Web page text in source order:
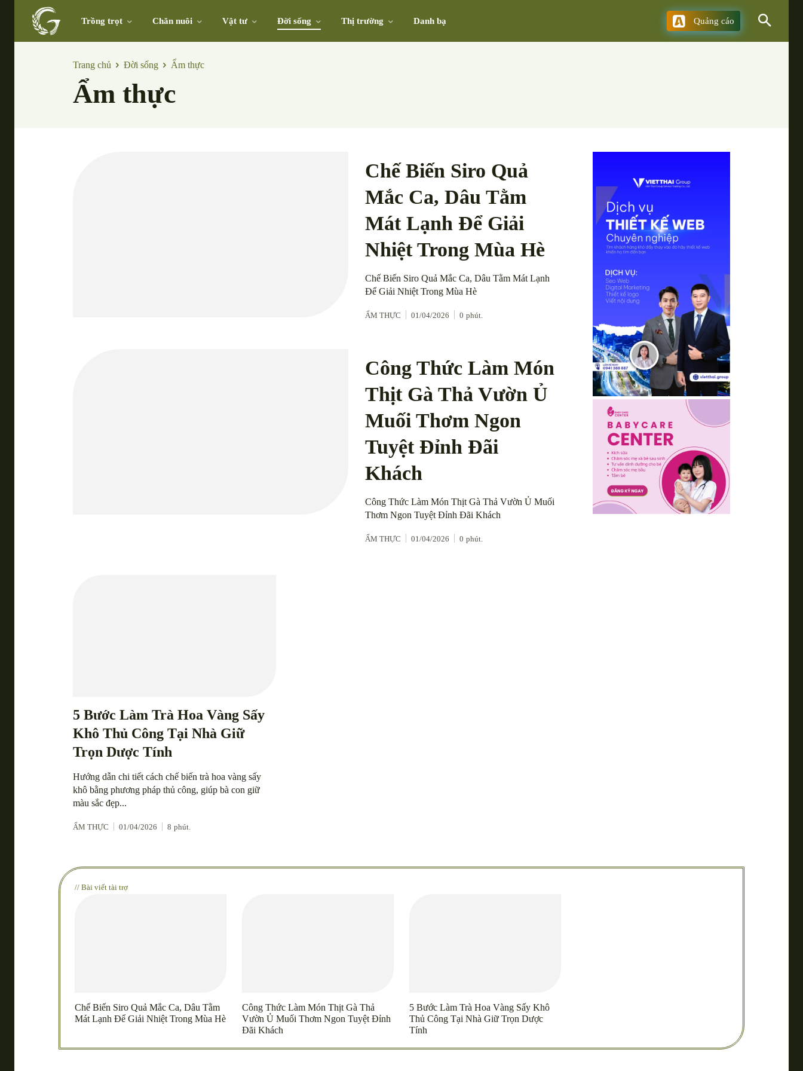
Trồng trọt Chăn nuôi Vật tư Đời sống Thị trường Danh bạ Quảng cáo
Trang chủ Đời sống Ẩm thực
Ẩm thực
Chế Biến Siro Quả
Mắc Ca, Dâu Tằm
Mát Lạnh Để Giải
Nhiệt Trong Mùa Hè
Chế Biến Siro Quả Mắc Ca, Dâu Tằm Mát Lạnh
Để Giải Nhiệt Trong Mùa Hè
ẨM THỰC 01/04/2026 0 phút.
Công Thức Làm Món
Thịt Gà Thả Vườn Ủ
Muối Thơm Ngon
Tuyệt Đỉnh Đãi
Khách
Công Thức Làm Món Thịt Gà Thả Vườn Ủ Muối
Thơm Ngon Tuyệt Đỉnh Đãi Khách
ẨM THỰC 01/04/2026 0 phút.
5 Bước Làm Trà Hoa Vàng Sấy
Khô Thủ Công Tại Nhà Giữ
Trọn Dược Tính
Hướng dẫn chi tiết cách chế biến trà hoa vàng sấy
khô bằng phương pháp thủ công, giúp bà con giữ
màu sắc đẹp...
ẨM THỰC 01/04/2026 8 phút.
// Bài viết tài trợ
Chế Biến Siro Quả Mắc Ca, Dâu Tằm
Mát Lạnh Để Giải Nhiệt Trong Mùa Hè
Công Thức Làm Món Thịt Gà Thả
Vườn Ủ Muối Thơm Ngon Tuyệt Đỉnh
Đãi Khách
5 Bước Làm Trà Hoa Vàng Sấy Khô
Thủ Công Tại Nhà Giữ Trọn Dược
Tính